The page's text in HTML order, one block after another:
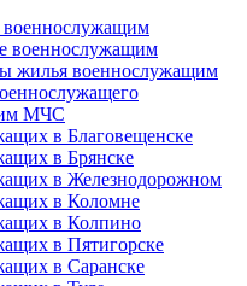
военнослужащим
военнослужащим
жилья военнослужащим
МЧС
в Благовещенске
в Брянске
в Железнодорожном
в Коломне
в Колпино
в Пятигорске
в Саранске